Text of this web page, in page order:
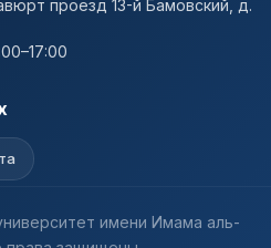
проезд 13-й Бамовский, д.
имени Имама аль-